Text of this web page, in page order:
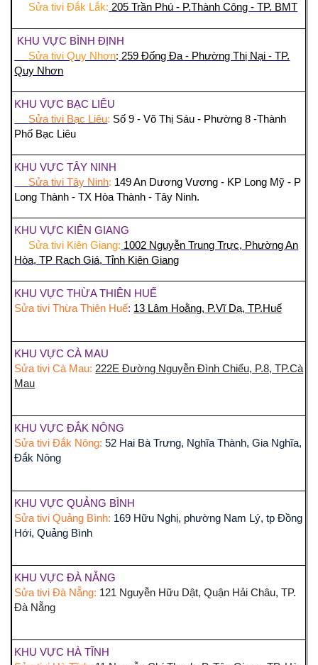
Sửa tivi Đắk Lắk: 205 Trần Phú - P.Thành Công - TP. BMT
KHU VỰC BÌNH ĐỊNH
Sửa tivi Quy Nhơn: 259 Đống Đa - Phường Thị Nại - TP.
Quy Nhơn
KHU VỰC BẠC LIÊU
Sửa tivi Bạc Liêu: Số 9 - Võ Thị Sáu - Phường 8 -Thành
Phố Bạc Liêu
KHU VỰC TÂY NINH
Sửa tivi Tây Ninh: 149 An Dương Vương - KP Long Mỹ - P
Long Thành - TX Hòa Thành - Tây Ninh.
KHU VỰC KIÊN GIANG
Sửa tivi Kiên Giang: 1002 Nguyễn Trung Trực, Phường An
Hòa, TP Rạch Giá, Tỉnh Kiên Giang
KHU VỰC THỪA THIÊN HUẾ
Sửa tivi Thừa Thiên Huế: 13 Lâm Hoằng, P.Vĩ Dạ, TP.Huế
KHU VỰC CÀ MAU
Sửa tivi Cà Mau: 222E Đường Nguyễn Đình Chiểu, P.8, TP.Cà
Mau
KHU VỰC ĐẮK NÔNG
Sửa tivi Đắk Nông: 52 Hai Bà Trưng, Nghĩa Thành, Gia Nghĩa,
Đắk Nông
KHU VỰC QUẢNG BÌNH
Sửa tivi Quảng Bình: 169 Hữu Nghị, phường Nam Lý, tp Đồng
Hới, Quảng Bình
KHU VỰC ĐÀ NẴNG
Sửa tivi Đà Nẵng: 121 Nguyễn Hữu Dật, Quận Hải Châu, TP.
Đà Nẵng
KHU VỰC HÀ TĨNH